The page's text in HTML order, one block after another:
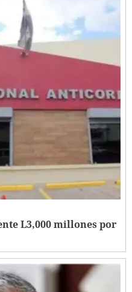
L3,000 millones por